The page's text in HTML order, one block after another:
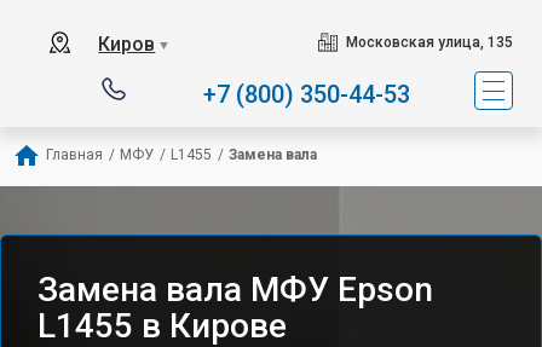
Киров ▼ Московская улица, 135
+7 (800) 350-44-53
Главная / МФУ / L1455 / Замена вала
Замена вала МФУ Epson
L1455 в Кирове